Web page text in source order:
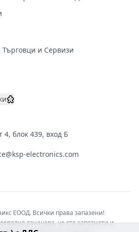
и Сервизи
блок 439, вход Б
electronics.com
ЕООД. Всички права запазени!
означава, че сте запознати и